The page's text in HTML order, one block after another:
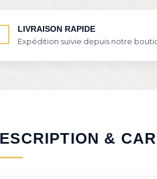
LIVRAISON RAPIDE
Expédition suivie depuis notre
&